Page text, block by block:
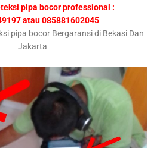
pipa bocor professional :
atau 085881602045
pipa bocor Bergaransi di Bekasi Dan
Jakarta